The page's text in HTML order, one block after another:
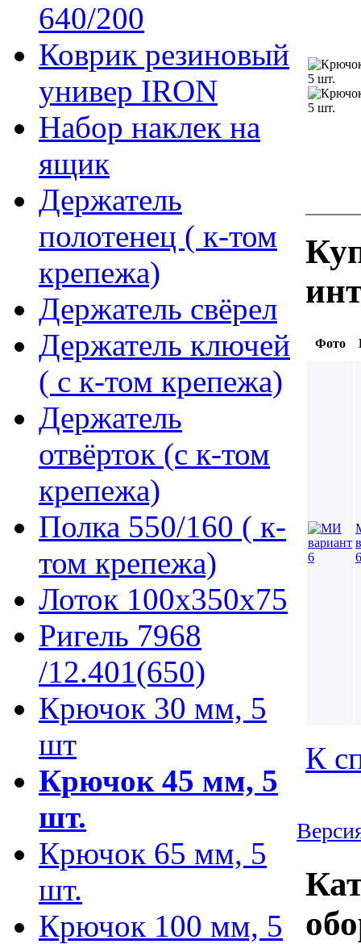
640/200
Коврик резиновый
универ IRON
Набор наклек на
ящик
Держатель
полотенец ( к-том
крепежа)
Держатель свёрел
Держатель ключей
( с к-том крепежа)
Держатель
отвёрток (с к-том
крепежа)
Полка 550/160 ( к-
том крепежа)
Лоток 100х350х75
Ригель 7968
/12.401(650)
Крючок 30 мм, 5
шт
Крючок 45 мм, 5
шт.
Крючок 65 мм, 5
шт.
Крючок 100 мм, 5
Фото
6
К